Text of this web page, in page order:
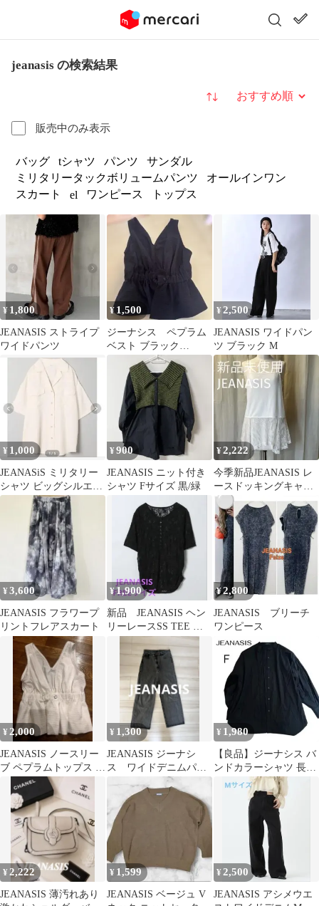
jeanasis の検索結果
販売中のみ表示
並び替え
バッグ tシャツ パンツ
サンダル
ミリタリータックボリュームパンツ
オールインワン
スカート
el ワンピース トップス
¥ 1,800
JEANASIS ストライプ
ワイドパンツ
¥ 1,500
ジーナシス ペプラム
ベスト ブラック
JEANASIS
¥2,500
JEANASIS ワイドパン
ツ ブラック M
¥ 1,000
JEANASiS ミリタリー
シャツ ビッグシルエッ
ト
¥900
JEANASIS ニット付き
シャツ Fサイズ 黒/緑
¥2,222
今季新品JEANASIS レ
ースドッキングキャミ
ソール
¥3,600
JEANASIS フラワープ
リントフレアスカート
¥1,900
新品 JEANASIS ヘン
リーレースSS TEE ブ
ラック
¥2,800
JEANASIS ブリーチ
ワンピース
¥ 2,000
JEANASIS ノースリー
ブ ペプラムトップス ホ
ワイト ビスチェ
¥ 1,300
JEANASIS ジーナシ
ス ワイドデニムパン
ツ ブラック Mサイズ
¥ 1,980
【良品】ジーナシス バ
ンドカラーシャツ 長袖
フリーサイズ 黒 Ｆ
¥ 2,222
JEANASIS 薄汚れあり
¥ 1,599
JEANASIS ベージュ V
¥2,500
JEANASIS アシメウエ